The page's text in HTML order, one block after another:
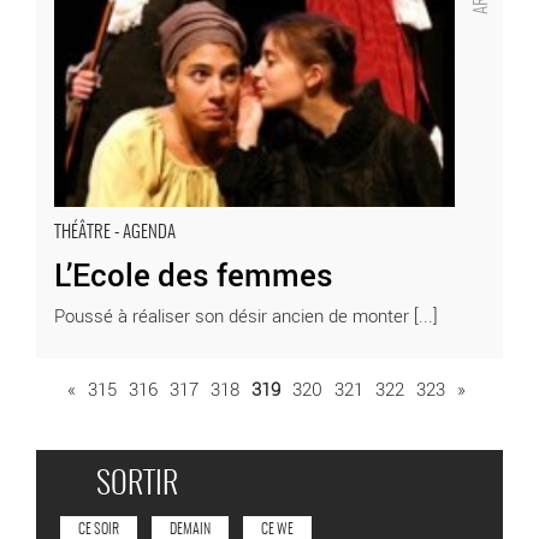
THÉÂTRE - AGENDA
L’Ecole des femmes
Poussé à réaliser son désir ancien de monter [...]
« 315 316 317 318 319 320 321 322 323 »
SORTIR
CE SOIR DEMAIN CE WE